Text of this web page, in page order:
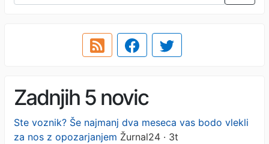
Zadnjih 5 novic
Ste voznik? Še najmanj dva meseca vas bodo vlekli
za nos z opozarjanjem Žurnal24 · 3t